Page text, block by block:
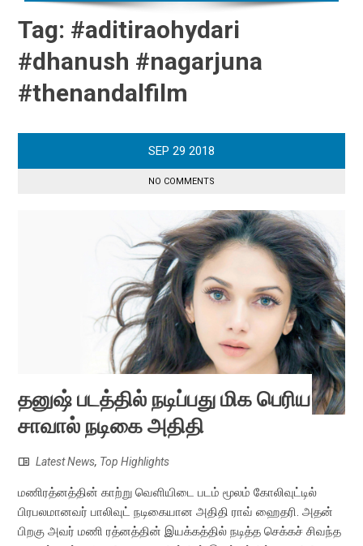
Tag: #aditiraohydari
#dhanush #nagarjuna
#thenandalfilm
SEP 29 2018
NO COMMENTS
தனுஷ் படத்தில் நடிப்பது மிக பெரிய
சாவால் நடிகை அதிதி
Latest News, Top Highlights
மணிரத்னத்தின் காற்று வெளியிடை படம் மூலம் கோலிவுட்டில்
பிரபலமானவர் பாலிவுட் நடிகையான அதிதி ராவ் ஹைதரி. அதன்
பிறகு அவர் மணி ரத்னத்தின் இயக்கத்தில் நடித்த செக்கச் சிவந்த